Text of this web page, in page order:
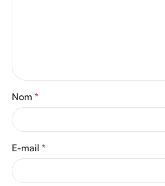
Nom *
E-mail *